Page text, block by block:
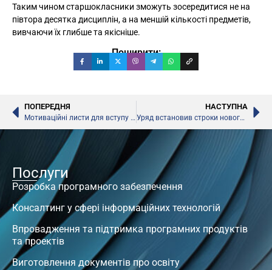
Таким чином старшокласники зможуть зосередитися не на
півтора десятка дисциплін, а на меншій кількості предметів,
вивчаючи їх глибше та якісніше.
Поширити:
ПОПЕРЕДНЯ
Мотиваційні листи для вступу до коледжів подаватимуть за рішенням закладу
НАСТУПНА
Уряд встановив строки нового навчального року в школах
Послуги
Розробка програмного забезпечення
Консалтинг у сфері інформаційних технологій
Впровадження та підтримка програмних продуктів
та проектів
Виготовлення документів про освіту